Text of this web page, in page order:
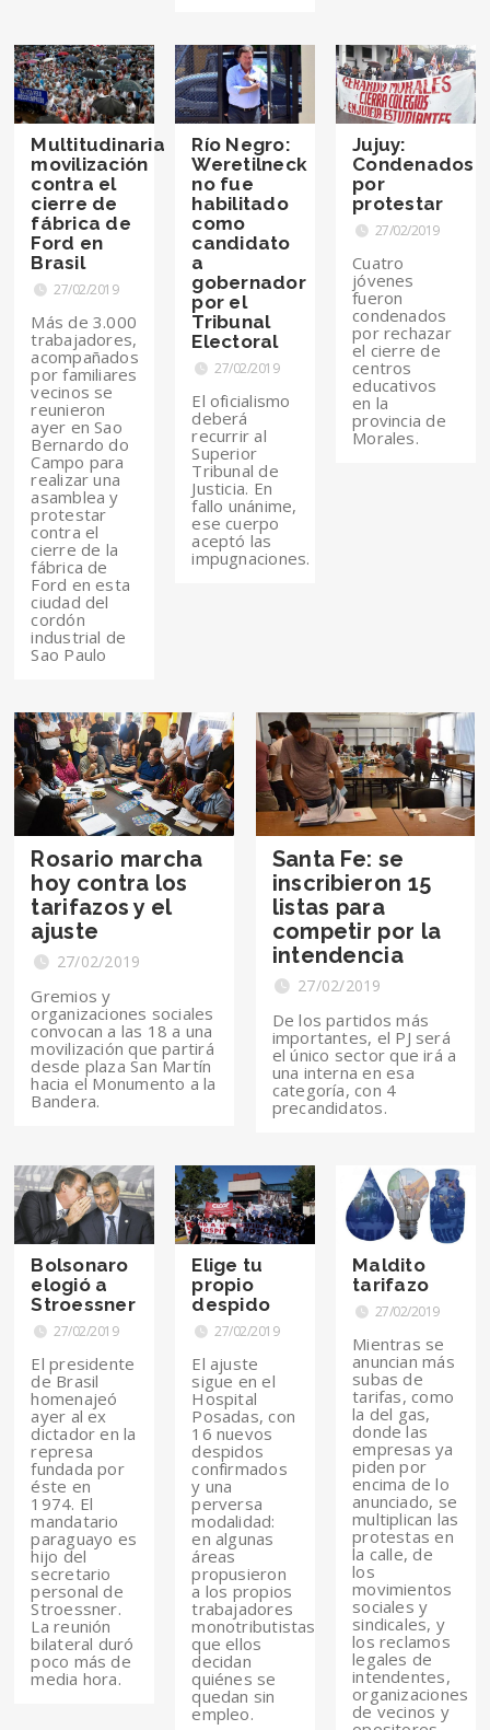
Multitudinaria
movilización
contra el
cierre de
fábrica de
Ford en
Brasil
27/02/2019
Más de 3.000
trabajadores,
acompañados
por familiares
vecinos se
reunieron
ayer en Sao
Bernardo do
Campo para
realizar una
asamblea y
protestar
contra el
cierre de la
fábrica de
Ford en esta
ciudad del
cordón
industrial de
Sao Paulo
Río Negro:
Weretilneck
no fue
habilitado
como
candidato
a
gobernador
por el
Tribunal
Electoral
27/02/2019
El oficialismo
deberá
recurrir al
Superior
Tribunal de
Justicia. En
fallo unánime,
ese cuerpo
aceptó las
impugnaciones.
Jujuy:
Condenados
por
protestar
27/02/2019
Cuatro
jóvenes
fueron
condenados
por rechazar
el cierre de
centros
educativos
en la
provincia de
Morales.
Rosario marcha
hoy contra los
tarifazos y el
ajuste
27/02/2019
Gremios y
organizaciones sociales
convocan a las 18 a una
movilización que partirá
desde plaza San Martín
hacia el Monumento a la
Bandera.
Santa Fe: se
inscribieron 15
listas para
competir por la
intendencia
27/02/2019
De los partidos más
importantes, el PJ será
el único sector que irá a
una interna en esa
categoría, con 4
precandidatos.
Bolsonaro
elogió a
Stroessner
27/02/2019
El presidente
de Brasil
homenajeó
ayer al ex
dictador en la
represa
fundada por
éste en
1974. El
mandatario
paraguayo es
hijo del
secretario
personal de
Stroessner.
La reunión
bilateral duró
poco más de
media hora.
Elige tu
propio
despido
27/02/2019
El ajuste
sigue en el
Hospital
Posadas, con
16 nuevos
despidos
confirmados
y una
perversa
modalidad:
en algunas
áreas
propusieron
a los propios
trabajadores
monotributistas
que ellos
decidan
quiénes se
quedan sin
empleo.
Maldito
tarifazo
27/02/2019
Mientras se
anuncian más
subas de
tarifas, como
la del gas,
donde las
empresas ya
piden por
encima de lo
anunciado, se
multiplican las
protestas en
la calle, de
los
movimientos
sociales y
sindicales, y
los reclamos
legales de
intendentes,
organizaciones
de vecinos y